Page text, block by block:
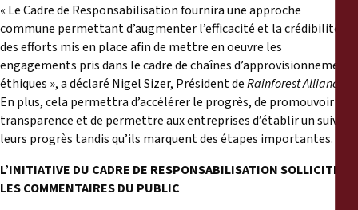
« Le Cadre de Responsabilisation fournira une approche
commune permettant d’augmenter l’efficacité et la crédibilité
des efforts mis en place afin de mettre en oeuvre les
engagements pris dans le cadre de chaînes d’approvisionnement
éthiques », a déclaré Nigel Sizer, Président deRainforest Alliance
En plus, cela permettra d’accélérer le progrès, de promouvoir la
transparence et de permettre aux entreprises d’établir un suivi de
leurs progrès tandis qu’ils marquent des étapes importantes. »
L’INITIATIVE DU CADRE DE RESPONSABILISATION SOLLICITE
LES COMMENTAIRES DU PUBLIC